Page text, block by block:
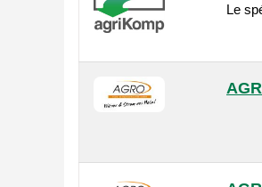
Le